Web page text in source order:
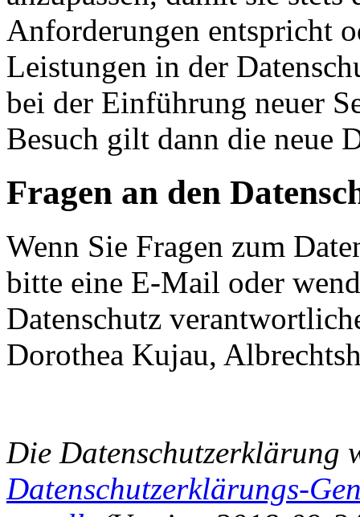
Anforderungen entspricht
Leistungen in der
bei der Einführung neuer
Besuch gilt dann die neue
Fragen an den
Wenn Sie Fragen zum
bitte eine E-Mail oder
Datenschutz
Dorothea Kujau,
Die Datenschutzerklärung
Datenschutzerklärungs-